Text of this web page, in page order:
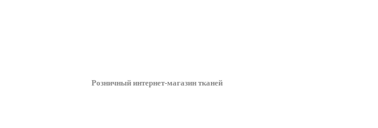
Розничный интернет-магазин тканей